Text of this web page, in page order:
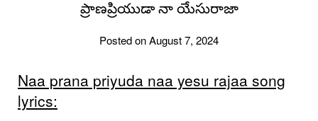
ప్రాణప్రియుడా నా యేసురాజా
Posted on August 7, 2024
Naa prana priyuda naa yesu rajaa song
lyrics: